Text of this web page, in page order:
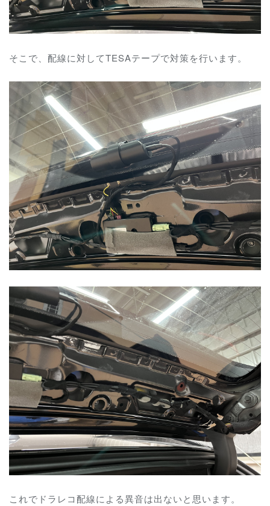
そこで、配線に対してTESAテープで対策を行います。
これでドラレコ配線による異音は出ないと思います。